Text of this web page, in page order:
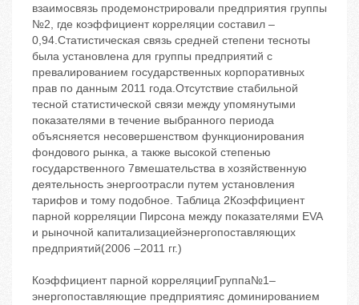
взаимосвязь продемонстрировали предприятия группы
№2, где коэффициент корреляции составил –
0,94.Статистическая связь средней степени тесноты
была установлена для группы предприятий с
превалированием государственных корпоративных
прав по данным 2011 года.Отсутствие стабильной
тесной статистической связи между упомянутыми
показателями в течение выбранного периода
объясняется несовершенством функционирования
фондового рынка, а также высокой степенью
государственного 7вмешательства в хозяйственную
деятельность энергоотрасли путем установления
тарифов и тому подобное. Таблица 2Коэффициент
парной корреляции Пирсона между показателями EVA
и рыночной капитализациейэнергопоставляющих
предприятий(2006 –2011 гг.)
Коэффициент парной корреляцииГруппа№1–
энергопоставляющие предприятияс доминированием